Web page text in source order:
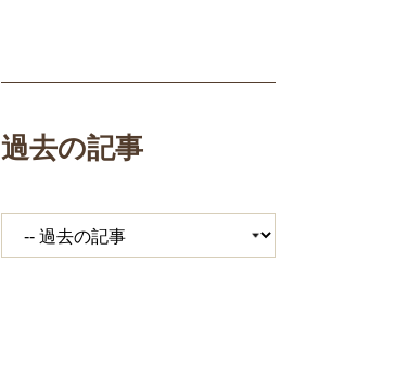
縄文鍋 いしかわ埋文
体験工房
過去の記事